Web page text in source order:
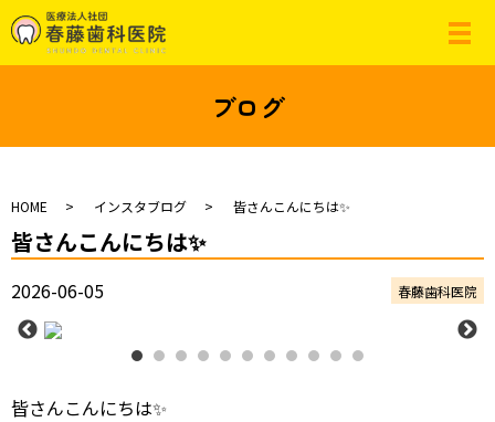
ブログ
HOME インスタブログ 皆さんこんにちは✨
皆さんこんにちは✨
2026-06-05 春藤歯科医院
皆さんこんにちは✨